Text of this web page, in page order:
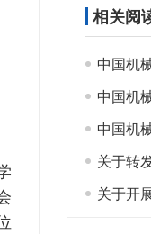
相关阅
中国机